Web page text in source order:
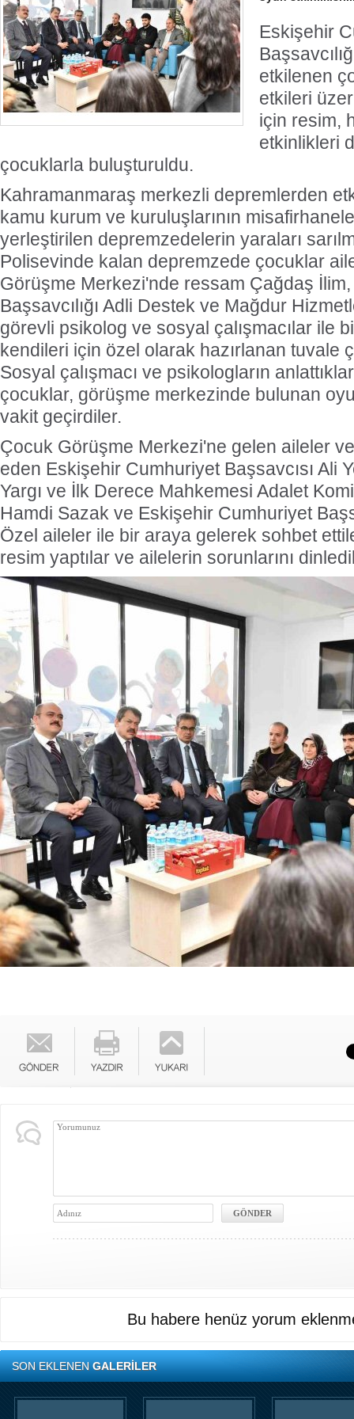
Eskişehir
etkilenen
etkileri
için resim,
etkinlikleri
çocuklarla buluşturuldu.
Kahramanmaraş merkezli depremlerden
kamu kurum ve kuruluşlarının
yerleştirilen depremzedelerin yaraları
Polisevinde kalan depremzede çocuklar
Görüşme Merkezi'nde ressam Çağdaş
Başsavcılığı Adli Destek ve Mağdur
görevli psikolog ve sosyal çalışmacılar ile
kendileri için özel olarak hazırlanan tuvale
Sosyal çalışmacı ve psikologların
çocuklar, görüşme merkezinde bulunan
vakit geçirdiler.
Çocuk Görüşme Merkezi'ne gelen aileler
eden Eskişehir Cumhuriyet Başsavcısı Ali
Yargı ve İlk Derece Mahkemesi Adalet
Hamdi Sazak ve Eskişehir Cumhuriyet
Özel aileler ile bir araya gelerek sohbet
resim yaptılar ve ailelerin sorunlarını
Bu habere henüz yorum
SON EKLENENGALERİLER